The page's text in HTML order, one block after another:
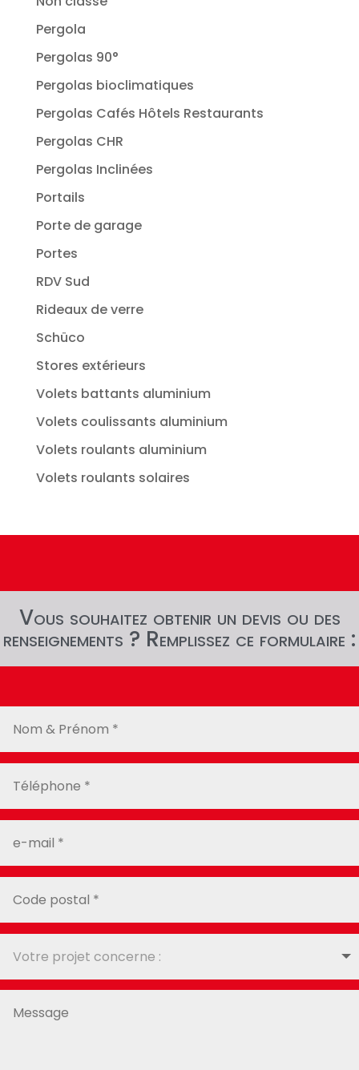
Pergola
Pergolas 90°
Pergolas bioclimatiques
Pergolas Cafés Hôtels Restaurants
Pergolas CHR
Pergolas Inclinées
Portails
Porte de garage
Portes
RDV Sud
Rideaux de verre
Schüco
Stores extérieurs
Volets battants aluminium
Volets coulissants aluminium
Volets roulants aluminium
Volets roulants solaires
Vous souhaitez obtenir un devis ou des
renseignements ? Remplissez ce formulaire :